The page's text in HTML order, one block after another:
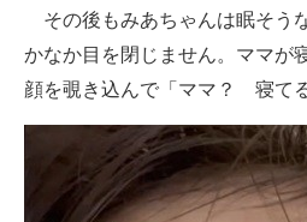
その後もみあちゃんは眠そう
かなか目を閉じません。ママが
顔を覗き込んで「ママ？ 寝て